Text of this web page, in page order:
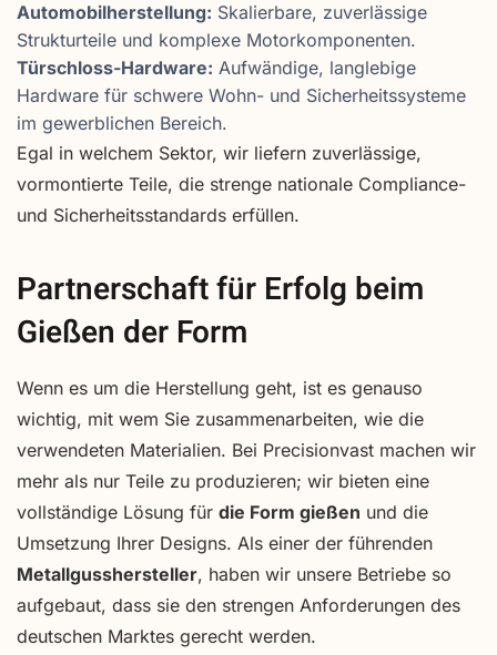
Automobilherstellung: Skalierbare, zuverlässige
Strukturteile und komplexe Motorkomponenten.
Türschloss-Hardware: Aufwändige, langlebige
Hardware für schwere Wohn- und Sicherheitssysteme
im gewerblichen Bereich.
Egal in welchem Sektor, wir liefern zuverlässige,
vormontierte Teile, die strenge nationale Compliance-
und Sicherheitsstandards erfüllen.
Partnerschaft für Erfolg beim
Gießen der Form
Wenn es um die Herstellung geht, ist es genauso
wichtig, mit wem Sie zusammenarbeiten, wie die
verwendeten Materialien. Bei Precisionvast machen wir
mehr als nur Teile zu produzieren; wir bieten eine
vollständige Lösung für die Form gießen und die
Umsetzung Ihrer Designs. Als einer der führenden
Metallgusshersteller, haben wir unsere Betriebe so
aufgebaut, dass sie den strengen Anforderungen des
deutschen Marktes gerecht werden.